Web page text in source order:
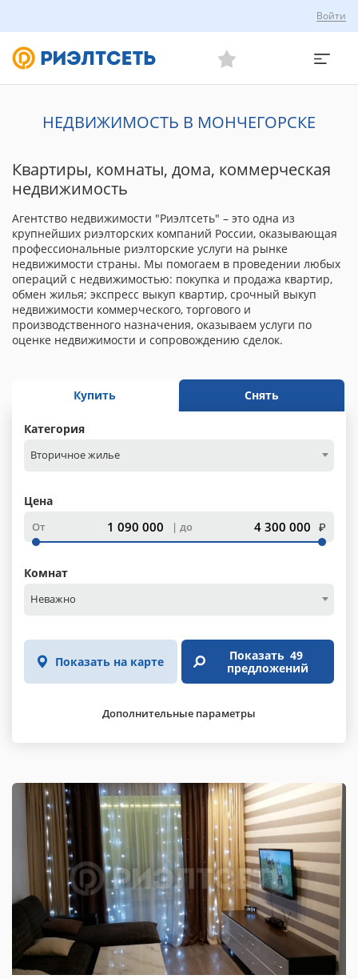
Войти
НЕДВИЖИМОСТЬ В МОНЧЕГОРСКЕ
Квартиры, комнаты, дома, коммерческая
недвижимость
Агентство недвижимости "Риэлтсеть" – это одна из
крупнейших риэлторских компаний России, оказывающая
профессиональные риэлторские услуги на рынке
недвижимости страны. Мы помогаем в проведении любых
операций с недвижимостью: покупка и продажа квартир,
обмен жилья; экспресс выкуп квартир, срочный выкуп
недвижимости коммерческого, торгового и
производственного назначения, оказываем услуги по
оценке недвижимости и сопровождению сделок.
Купить Снять
Категория
Вторичное жилье
Цена
От до ₽
Комнат
Неважно
Показать на карте Показать 49
предложений
Дополнительные параметры